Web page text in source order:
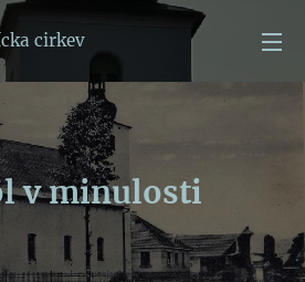
cirkev
v minulosti